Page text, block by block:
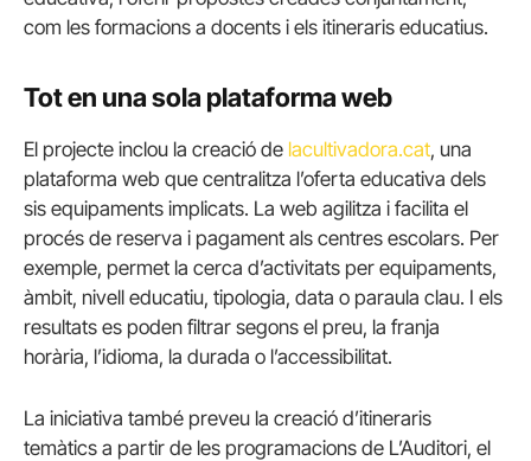
com les formacions a docents i els itineraris educatius.
Tot en una sola plataforma web
El projecte inclou la creació de lacultivadora.cat, una
plataforma web que centralitza l’oferta educativa dels
sis equipaments implicats. La web agilitza i facilita el
procés de reserva i pagament als centres escolars. Per
exemple, permet la cerca d’activitats per equipaments,
àmbit, nivell educatiu, tipologia, data o paraula clau. I els
resultats es poden filtrar segons el preu, la franja
horària, l’idioma, la durada o l’accessibilitat.
La iniciativa també preveu la creació d’itineraris
temàtics a partir de les programacions de L’Auditori, el